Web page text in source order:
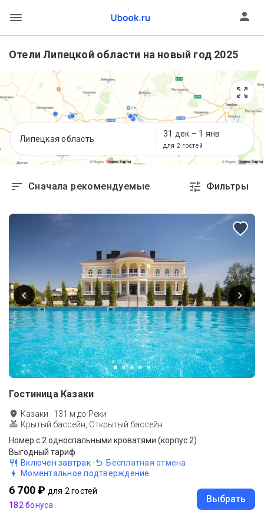
Отели Липецкой области на новый год 2025
Липецкая область
31 дек – 1 янв
для 2 гостей
Сначала рекомендуемые Фильтры
Гостиница Казаки
Казаки · 131 м до Реки
Крытый бассейн, Открытый бассейн
Номер с 2 односпальными кроватями (корпус 2)
Выгодный тариф
Включен завтрак·
Бесплатная отмена
Моментальное подтверждение
6 700 ₽ для 2 гостей
182 бонуса
Выбрать